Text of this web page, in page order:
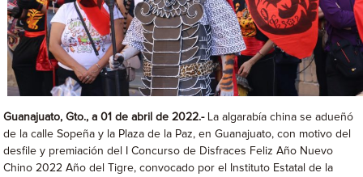
Guanajuato, Gto., a 01 de abril de 2022.- La algarabía china se adueñó
de la calle Sopeña y la Plaza de la Paz, en Guanajuato, con motivo del
desfile y premiación del I Concurso de Disfraces Feliz Año Nuevo
Chino 2022 Año del Tigre, convocado por el Instituto Estatal de la